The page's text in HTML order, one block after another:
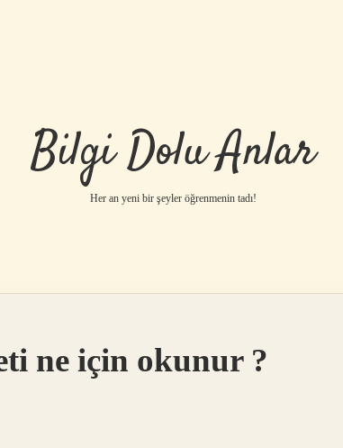
Bilgi Dolu Anlar
Her an yeni bir şeyler öğrenmenin tadı!
ne için okunur ?